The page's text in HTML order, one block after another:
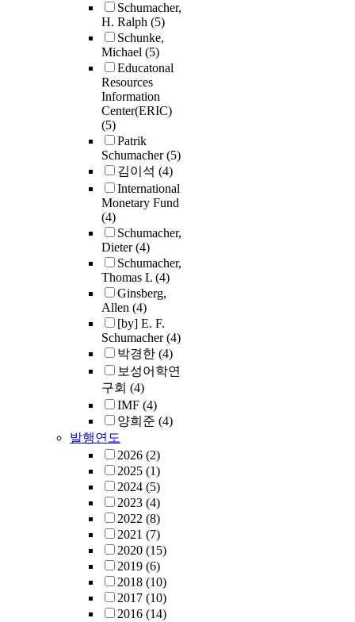
Schumacher,
H. Ralph (5)
Schunke,
Michael (5)
Educatonal
Resources
Information
Center(ERIC)
(5)
Patrik
Schumacher(5)
김이석 (4)
International
Monetary Fund
(4)
Schumacher,
Dieter(4)
Schumacher,
Thomas L (4)
Ginsberg,
Allen (4)
[by] E. F.
Schumacher(4)
박경한 (4)
보성어학연
구회 (4)
IMF (4)
양희준 (4)
발행연도
2026 (2)
2025 (1)
2024 (5)
2023 (4)
2022 (8)
2021 (7)
2020 (15)
2019 (6)
2018 (10)
2017 (10)
2016 (14)